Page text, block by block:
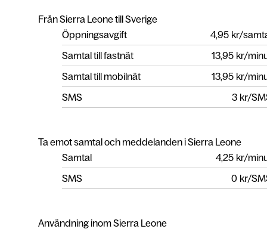
Från Sierra Leone till Sverige
Öppningsavgift
4,95 kr/
Samtal till fastnät
13,95 kr/
Samtal till mobilnät
13,95 kr/
SMS
3 kr/
Ta emot samtal och meddelanden i Sierra Leone
Samtal
4,25 kr/
SMS
0 kr/
Användning inom Sierra Leone